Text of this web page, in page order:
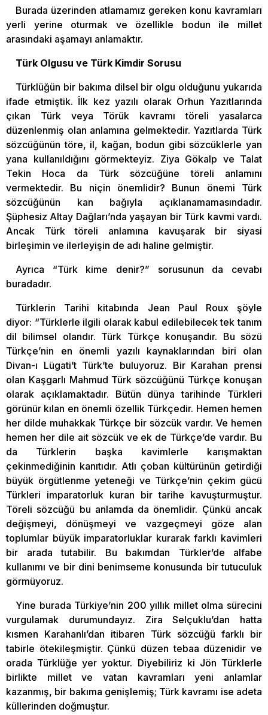
Burada üzerinden atlamamız gereken konu kavramları
yerli yerine oturmak ve özellikle bodun ile millet
arasındaki aşamayı anlamaktır.
Türk Olgusu ve Türk Kimdir Sorusu
Türklüğün bir bakıma dilsel bir olgu olduğunu yukarıda
ifade etmiştik. İlk kez yazılı olarak Orhun Yazıtlarında
çıkan Türk veya Törük kavramı töreli yasalarca
düzenlenmiş olan anlamına gelmektedir. Yazıtlarda Türk
sözcüğünün töre, il, kağan, bodun gibi sözcüklerle yan
yana kullanıldığını görmekteyiz. Ziya Gökalp ve Talat
Tekin Hoca da Türk sözcüğüne töreli anlamını
vermektedir. Bu niçin önemlidir? Bunun önemi Türk
sözcüğünün kan bağıyla açıklanamamasındadır.
Şüphesiz Altay Dağları’nda yaşayan bir Türk kavmi vardı.
Ancak Türk töreli anlamına kavuşarak bir siyasi
birleşimin ve ilerleyişin de adı haline gelmiştir.
Ayrıca “Türk kime denir?” sorusunun da cevabı
buradadır.
Türklerin Tarihi kitabında Jean Paul Roux şöyle
diyor: “Türklerle ilgili olarak kabul edilebilecek tek tanım
dil bilimsel olandır. Türk Türkçe konuşandır. Bu sözü
Türkçe’nin en önemli yazılı kaynaklarından biri olan
Divan-ı Lügati’t Türk’te buluyoruz. Bir Karahan prensi
olan Kaşgarlı Mahmud Türk sözcüğünü Türkçe konuşan
olarak açıklamaktadır. Bütün dünya tarihinde Türkleri
görünür kılan en önemli özellik Türkçedir. Hemen hemen
her dilde muhakkak Türkçe bir sözcük vardır. Ve hemen
hemen her dile ait sözcük ve ek de Türkçe’de vardır. Bu
da Türklerin başka kavimlerle karışmaktan
çekinmediğinin kanıtıdır. Atlı çoban kültürünün getirdiği
büyük örgütlenme yeteneği ve Türkçe’nin çekim gücü
Türkleri imparatorluk kuran bir tarihe kavuşturmuştur.
Töreli sözcüğü bu anlamda da önemlidir. Çünkü ancak
değişmeyi, dönüşmeyi ve vazgeçmeyi göze alan
toplumlar büyük imparatorluklar kurarak farklı kavimleri
bir arada tutabilir. Bu bakımdan Türkler’de alfabe
kullanımı ve bir dini benimseme konusunda bir tutuculuk
görmüyoruz.
Yine burada Türkiye’nin 200 yıllık millet olma sürecini
vurgulamak durumundayız. Zira Selçuklu’dan hatta
kısmen Karahanlı’dan itibaren Türk sözcüğü farklı bir
tabirle ötekileşmiştir. Çünkü düzen tebaa düzenidir ve
orada Türklüğe yer yoktur. Diyebiliriz ki Jön Türklerle
birlikte millet ve vatan kavramları yeni anlamlar
kazanmış, bir bakıma genişlemiş; Türk kavramı ise adeta
küllerinden doğmuştur.